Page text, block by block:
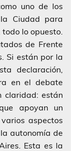
uno de los
Ciudad para
lo opuesto.
de Frente
Si están por la
declaración,
en el debate
claridad: están
apoyan un
aspectos
autonomía de
Esta es la